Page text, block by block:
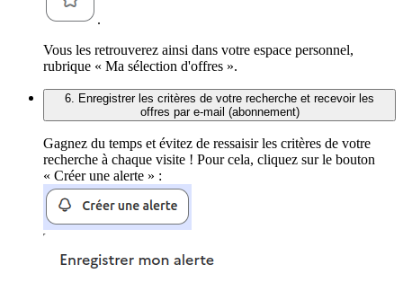
.
Vous les retrouverez ainsi dans votre espace personnel,
rubrique « Ma sélection d'offres ».
6. Enregistrer les critères de votre recherche et recevoir les
offres par e-mail (abonnement)
Gagnez du temps et évitez de ressaisir les critères de votre
recherche à chaque visite ! Pour cela, cliquez sur le bouton
« Créer une alerte » :